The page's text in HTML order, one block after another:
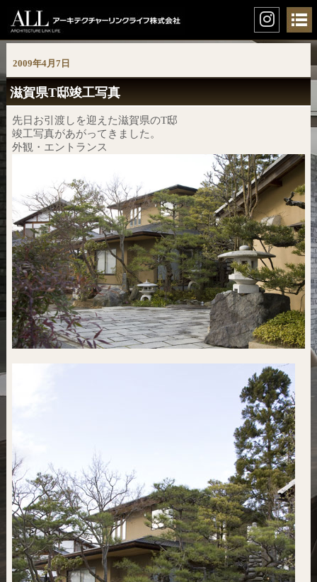
2009年4月7日
滋賀県T邸竣工写真
先日お引渡しを迎えた滋賀県のT邸
竣工写真があがってきました。
外観・エントランス